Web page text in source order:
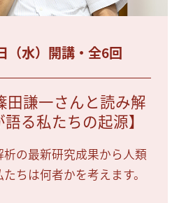
（水）開講・全6回
田謙一さんと読み解
る私たちの起源】
析の最新研究成果から人類
ちは何者かを考えます。